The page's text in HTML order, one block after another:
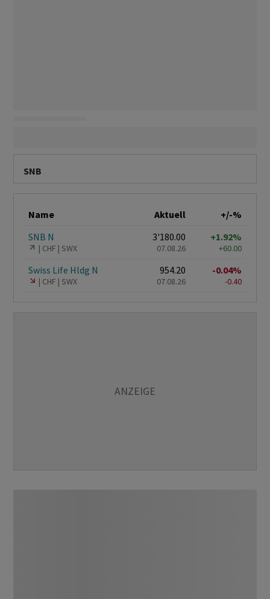
SNB
Name Aktuell
+/-%
SNB N
CHF SWX
3'180.00
07.08.26
+1.92%
+60.00
Swiss Life Hldg N
CHF SWX
954.20
07.08.26
-0.04%
-0.40